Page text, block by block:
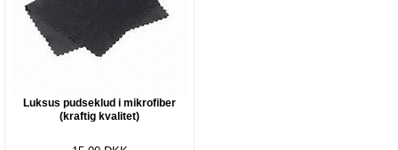
Luksus pudseklud i mikrofiber
(kraftig kvalitet)